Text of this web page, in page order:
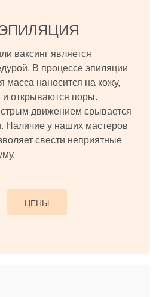
ваксинг является
В процессе эпиляции
масса наносится на кожу,
и открываются поры.
движением срывается
Наличие у наших мастеров
свести неприятные
ЦЕНЫ